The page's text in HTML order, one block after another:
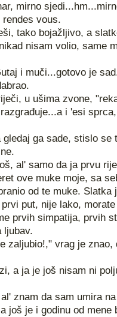
mirno
vous.
tako bojažljivo, a
nisam volio, same
i muči...gotovo je
u ušima zvone,
i 'esi
ga sade, stislo se
al' samo da ja prvu
ove muke moje, sa
od te muke. Slatka
put, nije lako,
prvih simpatija, prvih
ljubav.
zaljubio!," vrag je znao,
a ja je još nisam ni
znam da sam umira
još je i godinu od mene